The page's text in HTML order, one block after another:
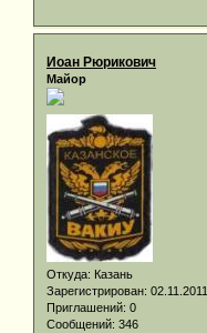
Иоан Рюрикович
Майор
Откуда: Казань
Зарегистрирован: 02.11.2011
Приглашений: 0
Сообщений: 346